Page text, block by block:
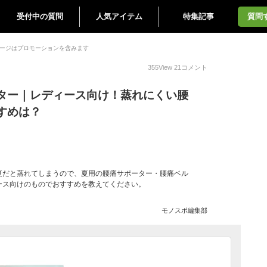
受付中の質問 人気アイテム 特集記事 質問
ジはプロモーションを含みます
355View 21 コメント
ー｜レディース向け！蒸れにくい腰
めは？
と蒸れてしまうので、夏用の腰痛サポーター・腰痛ベル
向けのものでおすすめを教えてください。
モノスポ編集部